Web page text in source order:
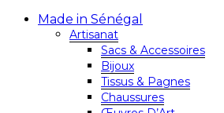
Made in Sénégal
Artisanat
Sacs & Accessoires
Bijoux
Tissus & Pagnes
Chaussures